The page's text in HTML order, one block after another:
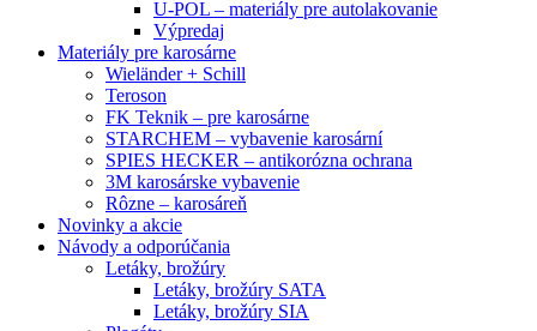
U-POL – materiály pre autolakovanie
Výpredaj
Materiály pre karosárne
Wieländer + Schill
Teroson
FK Teknik – pre karosárne
STARCHEM – vybavenie karosární
SPIES HECKER – antikorózna ochrana
3M karosárske vybavenie
Rôzne – karosáreň
Novinky a akcie
Návody a odporúčania
Letáky, brožúry
Letáky, brožúry SATA
Letáky, brožúry SIA